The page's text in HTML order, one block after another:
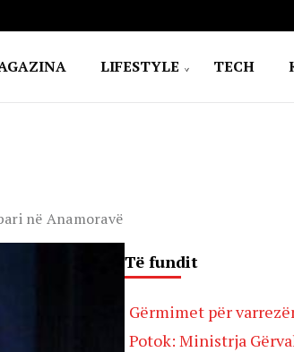
LIFESTYLE TECH
në Anamoravë
Të fundit
Gërmimet për
Potok: Ministrja